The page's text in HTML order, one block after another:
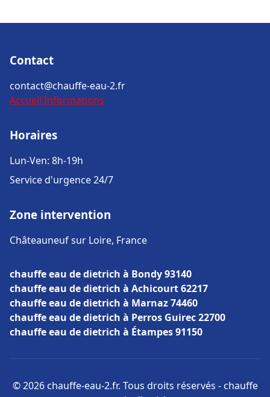
Contact
contact@chauffe-eau-2.fr
Accueil Informations
Horaires
Lun-Ven: 8h-19h
Service d'urgence 24/7
Zone intervention
Châteauneuf sur Loire, France
chauffe eau de dietrich à Bondy 93140
chauffe eau de dietrich à Achicourt 62217
chauffe eau de dietrich à Marnaz 74460
chauffe eau de dietrich à Perros Guirec 22700
chauffe eau de dietrich à Étampes 91150
© 2026 chauffe-eau-2.fr. Tous droits réservés - chauffe